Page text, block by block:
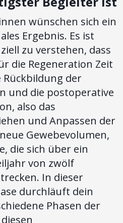
wünschen sich ein
Ergebnis. Es ist
zu verstehen, dass
die Regeneration Zeit
Rückbildung der
und die postoperative
also das
und Anpassen der
Gewebevolumen,
die sich über ein
von zwölf
In dieser
durchläuft dein
Phasen der